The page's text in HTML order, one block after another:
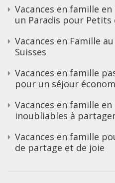
Vacances en famille
un Paradis pour Petits
Vacances en Famille
Suisses
Vacances en famille
pour un séjour
Vacances en famille
inoubliables à
Vacances en famille
de partage et de joie